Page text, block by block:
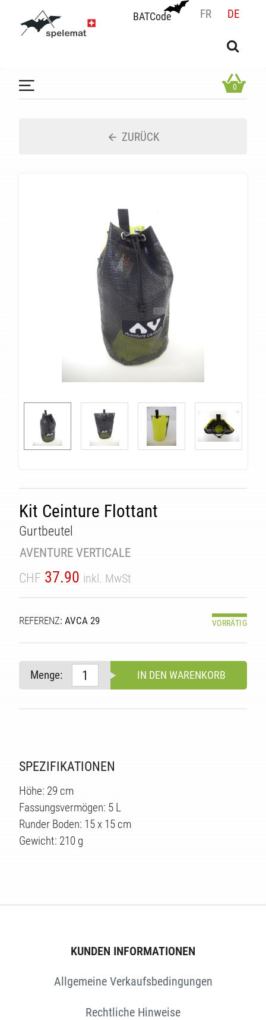
BATCode FR DE
BATCode
OK
0
ZURÜCK
Kit Ceinture Flottant
Gurtbeutel
AVENTURE VERTICALE
CHF 37.90 inkl. MwSt
REFERENZ: AVCA 29 VORRÄTIG
Menge: IN DEN WARENKORB
SPEZIFIKATIONEN
Höhe: 29 cm
Fassungsvermögen: 5 L
Runder Boden: 15 x 15 cm
Gewicht: 210 g
KUNDEN INFORMATIONEN
Allgemeine Verkaufsbedingungen
Rechtliche Hinweise